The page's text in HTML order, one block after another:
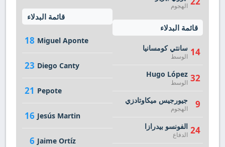
قائمة البدلاء
18 Miguel Aponte
23 Diego Canty
21 Pepote
16 Jesús Martin
6 Jaime Ortíz
الهجوم
قائمة البدلاء
14 سانتي كومسانيا
الوسط
32
Hugo López
الوسط
9 جيورجيس ميكاوتادزي
الهجوم
24 الفونسو بيدرازا
الدفاع